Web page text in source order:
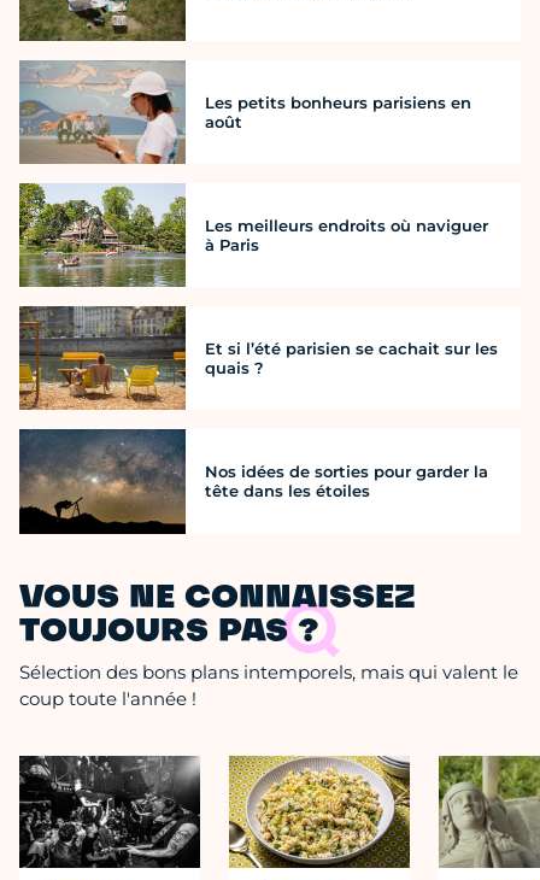
Les petits bonheurs parisiens en
août
Les meilleurs endroits où naviguer
à Paris
Et si l’été parisien se cachait sur les
quais ?
Nos idées de sorties pour garder la
tête dans les étoiles
VOUS NE CONNAISSEZ
TOUJOURS PAS ?
Sélection des bons plans intemporels, mais qui valent le
coup toute l'année !